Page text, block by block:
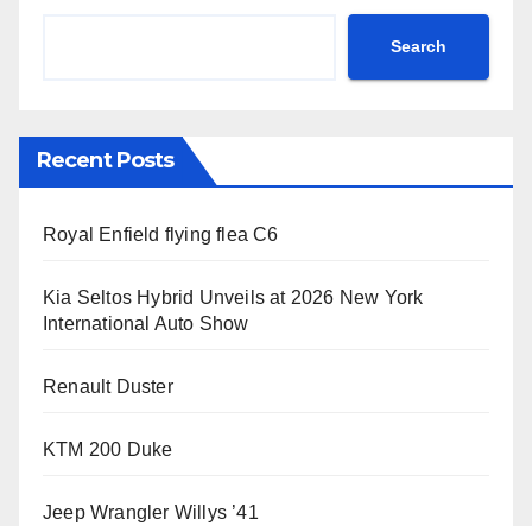
Search
Recent Posts
Royal Enfield flying flea C6
Kia Seltos Hybrid Unveils at 2026 New York
International Auto Show
Renault Duster
KTM 200 Duke
Jeep Wrangler Willys ’41